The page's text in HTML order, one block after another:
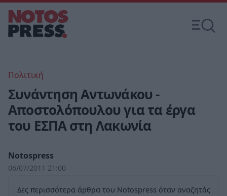
Πολιτική
Συνάντηση Αντωνάκου -
Αποστολόπουλου για τα έργα
του ΕΣΠΑ στη Λακωνία
Notospress
06/07/2011 21:00
Δες περισσότερα άρθρα του Notospress όταν αναζητάς